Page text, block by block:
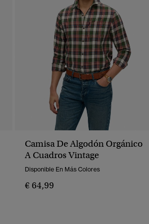
Camisa De Algodón Orgánico
A Cuadros Vintage
Disponible En Más Colores
€ 64,99